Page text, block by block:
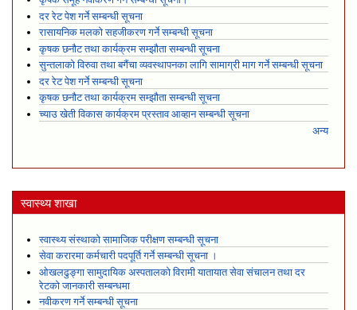
दर रेट पेश गर्ने सम्बन्धी सूचना
रासायनिक मलको सहजीकरण गर्ने सम्बन्धी सूचना
कृषक छनौट तथा कार्यक्रम सम्झौता सम्बन्धी सूचना
सुन्तलाको विरुवा तथा बगैंचा व्यवस्थापनका लागि सामाग्री माग गर्ने सम्बन्धी सूचना
दर रेट पेश गर्ने सम्बन्धी सूचना
कृषक छनौट तथा कार्यक्रम सम्झौता सम्बन्धी सूचना
च्याउ खेती विकास कार्यक्रम प्रस्ताव आव्हान सम्बन्धी सूचना
अन्य
स्वास्थ्य शाखा
स्वास्थ्य संस्थाको सामाजिक परीक्षण सम्बन्धी सूचना
सेवा करारमा कर्मचारी पदपूर्ति गर्ने सम्बन्धी सूचना ।
ओखलढुङ्गा सामुदायिक अस्पतालको विरामी यातायात सेवा संचालन तथा दर
रेटको जानकारी सम्बन्धमा
नवीकरण गर्ने सम्बन्धी सूचना